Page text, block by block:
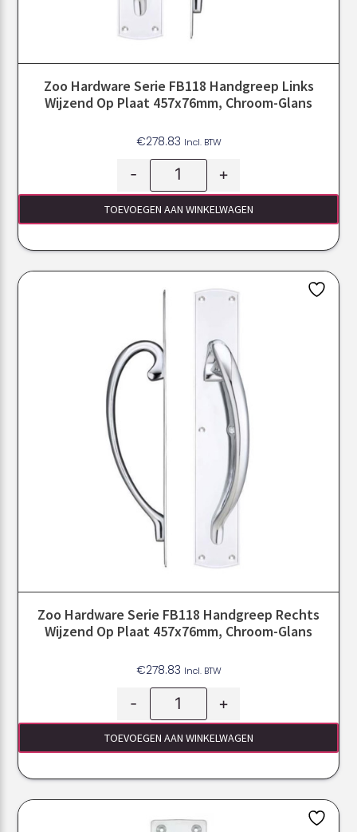
Zoo Hardware Serie FB118 Handgreep Links
Wijzend Op Plaat 457x76mm, Chroom-Glans
€278.83 Incl. BTW
- +
TOEVOEGEN AAN WINKELWAGEN
Zoo Hardware Serie FB118 Handgreep Rechts
Wijzend Op Plaat 457x76mm, Chroom-Glans
€278.83 Incl. BTW
- +
TOEVOEGEN AAN WINKELWAGEN